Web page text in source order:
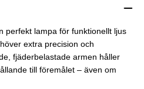
perfekt lampa för funktionellt ljus
extra precision och
fjäderbelastade armen håller
till föremålet – även om